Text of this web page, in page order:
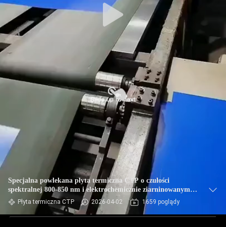
Specjalna powlekana płyta termiczna CTP o czułości
spektralnej 800-850 nm i elektrochemicznie ziarninowanym
podłożu aluminiowym
Płyta termiczna CTP 2026-04-02 1659 poglądy